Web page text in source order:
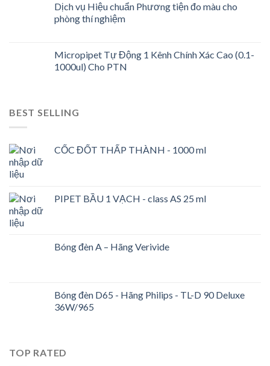
Dịch vụ Hiệu chuẩn Phương tiện đo màu cho
phòng thí nghiệm
Micropipet Tự Động 1 Kênh Chính Xác Cao (0.1-
1000ul) Cho PTN
BEST SELLING
CỐC ĐỐT THẤP THÀNH - 1000 ml
PIPET BẦU 1 VẠCH - class AS 25 ml
Bóng đèn A – Hãng Verivide
Bóng đèn D65 - Hãng Philips - TL-D 90 Deluxe
36W/965
TOP RATED